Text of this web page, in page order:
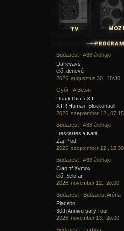
Budapest - A38 állóhajó
Darkways
elő: denevér
2026. augusztus 30., 18:30
Győr - A Beton
Death Disco XIII
XTR Human, Blokkontroll
2026. szeptember 12., 07:15
Budapest - A38 állóhajó
Descartes a Kant
Zaj Prod.
2026. szeptember 22., 18:30
Budapest - A38 állóhajó
Clan of Xymox
elő: Selofan
2026. november 12., 20:00
Budapest - Budapest Aréna
Placebo
30th Anniversary Tour
2026. november 13., 20:00
Budapest - Turbina